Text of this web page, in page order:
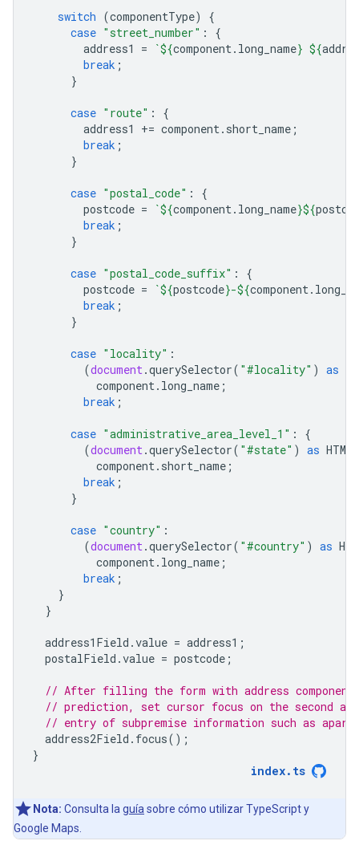
switch (componentType)
{
case "street_number" :
{
address1
= `${component. long_name} ${
break ;
}
case "route" :
{
address1
+= component. short_name ;
break ;
}
case "postal_code" :
{
postcode = `${component. long_name}${
break ;
}
case "postal_code_suffix" :
{
postcode = `${postcode}-${component.
break ;
}
case "locality" :
(document.querySelector( "#locality" ) as
component. long_name ;
break ;
case "administrative_area_level_1" :
{
(document.querySelector( "#state" ) as
component. short_name ;
break ;
}
case "country" :
(document.querySelector( "#country" ) as
component. long_name ;
break ;
}
}
address1Field .value = address1 ;
postalField .value = postcode ;
// After filling the form with address components
// prediction, set cursor focus on the second
// entry of subpremise information such as
address2Field . focus();
}
index. ts
Nota: Consulta la guía sobre cómo utilizar TypeScript y
Google Maps.